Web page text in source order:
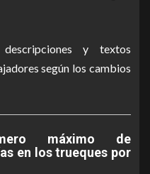
y textos
según los cambios
máximo de
en los trueques por